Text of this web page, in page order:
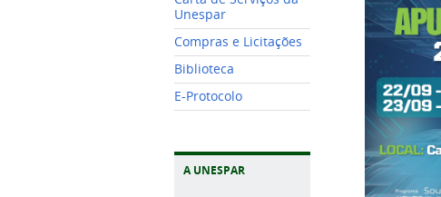
Unespar
Compras e Licitações
Biblioteca
E-Protocolo
A UNESPAR